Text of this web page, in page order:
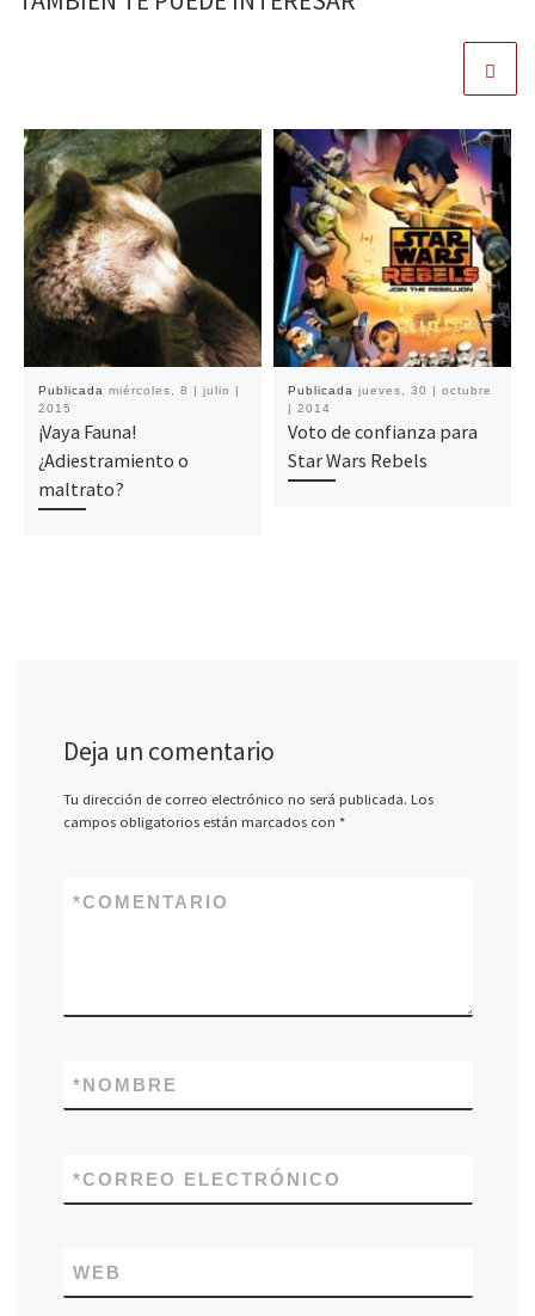
Publicada miércoles, 8 | julio |
2015
¡Vaya Fauna!
¿Adiestramiento o
maltrato?
Publicada jueves, 30 | octubre
| 2014
Voto de confianza para
Star Wars Rebels
Deja un comentario
Tu dirección de correo electrónico no será publicada. Los
campos obligatorios están marcados con *
COMENTARIO
*
NOMBRE
*
CORREO ELECTRÓNICO
*
WEB